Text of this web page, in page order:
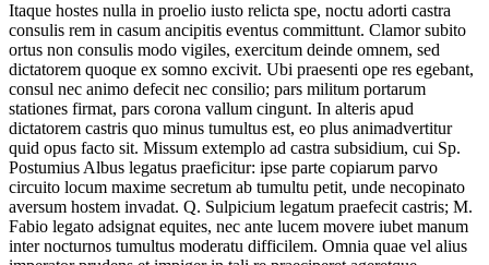
Itaque hostes nulla in proelio iusto relicta spe, noctu adorti castra
consulis rem in casum ancipitis eventus committunt. Clamor subito
ortus non consulis modo vigiles, exercitum deinde omnem, sed
dictatorem quoque ex somno excivit. Ubi praesenti ope res egebant,
consul nec animo defecit nec consilio; pars militum portarum
stationes firmat, pars corona vallum cingunt. In alteris apud
dictatorem castris quo minus tumultus est, eo plus animadvertitur
quid opus facto sit. Missum extemplo ad castra subsidium, cui Sp.
Postumius Albus legatus praeficitur: ipse parte copiarum parvo
circuito locum maxime secretum ab tumultu petit, unde necopinato
aversum hostem invadat. Q. Sulpicium legatum praefecit castris; M.
Fabio legato adsignat equites, nec ante lucem movere iubet manum
inter nocturnos tumultus moderatu difficilem. Omnia quae vel alius